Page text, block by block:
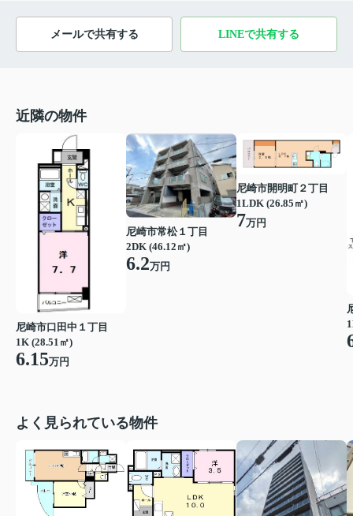
メールで共有する LINEで共有する
近隣の物件
尼崎市口田中１丁目
1K (28.51㎡)
6.15万円
尼崎市常松１丁目
2DK (46.12㎡)
6.2万円
尼崎市開明町２丁目
1LDK (26.85㎡)
7万円
よく見られている物件